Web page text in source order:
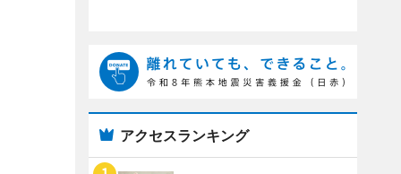
アクセスランキング